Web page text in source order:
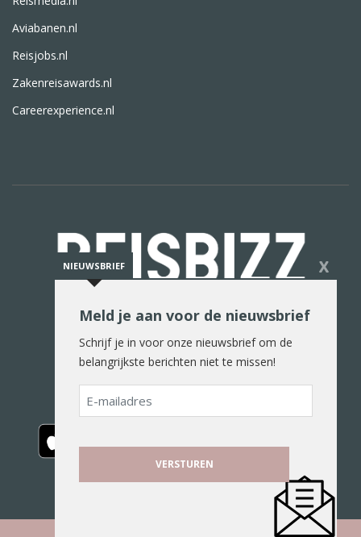
Aviabanen.nl
Reisjobs.nl
Zakenreisawards.nl
Careerexperience.nl
De reiswereld in woord en beeld
NIEUWSBRIEF X
Meld je aan voor de nieuwsbrief
Schrijf je in voor onze nieuwsbrief om de
belangrijkste berichten niet te missen!
E-
mailadres